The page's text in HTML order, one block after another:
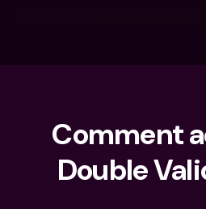
Comment
Double